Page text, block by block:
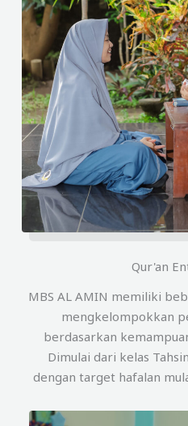
Qur'an
MBS AL AMIN memiliki
mengkelompokkan
berdasarkan
Dimulai dari kelas
dengan target hafalan